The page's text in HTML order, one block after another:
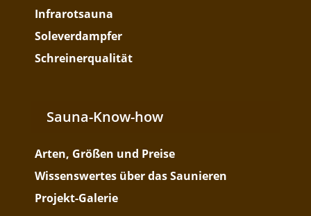
Infrarotsauna
Soleverdampfer
Schreinerqualität
Sauna-Know-how
Arten, Größen und Preise
Wissenswertes über das Saunieren
Projekt-Galerie